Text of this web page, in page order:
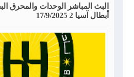
البث المباشر الوحدات والمحرق
أبطال آسيا 2 17/9/2025